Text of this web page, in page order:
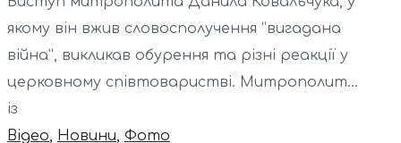
якому він вжив словосполучення “вигадана
війна”, викликав обурення та різні реакції у
церковному співтоваристві. Митрополит...
із
Відео, Новини, Фото